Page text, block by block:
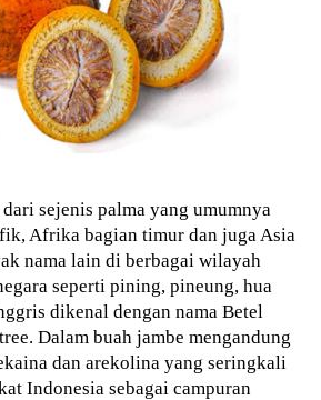
sejenis palma yang umumnya
Afrika bagian timur dan juga Asia
nama lain di berbagai wilayah
seperti pining, pineung, hua
dikenal dengan nama Betel
Dalam buah jambe mengandung
dan arekolina yang seringkali
Indonesia sebagai campuran